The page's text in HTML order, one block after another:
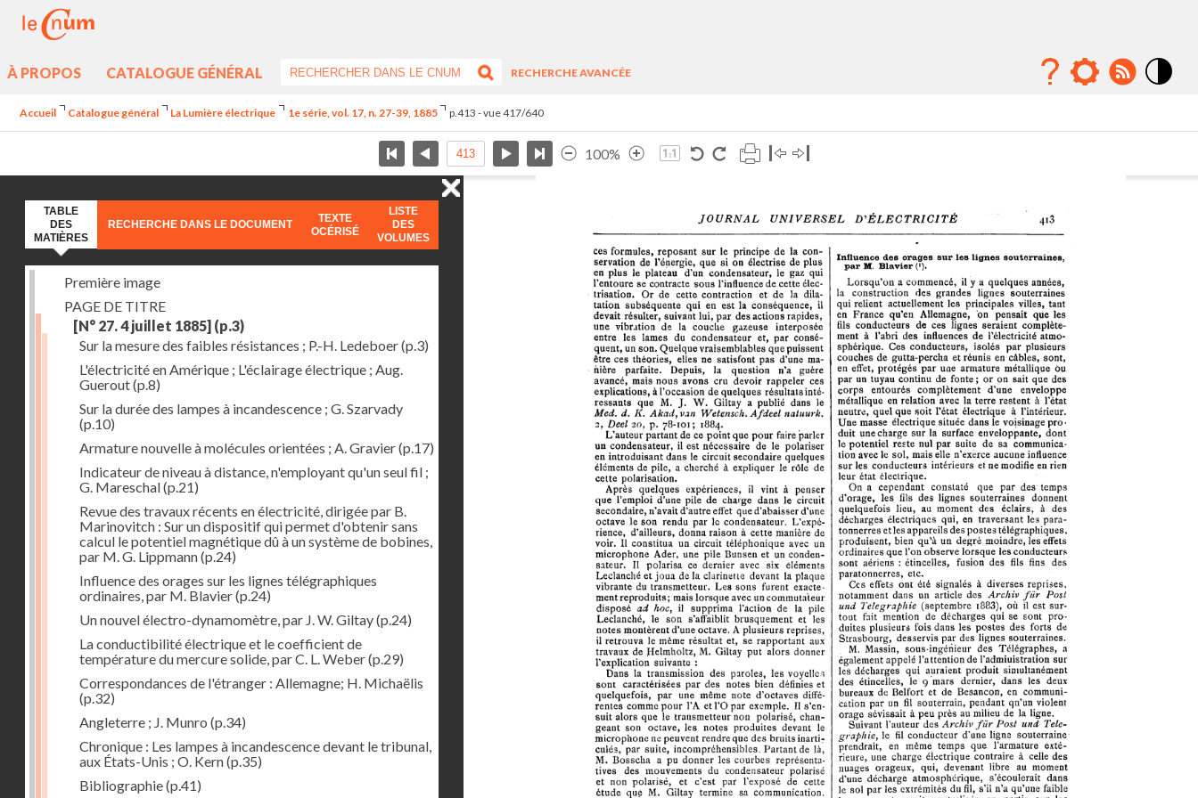
À PROPOS CATALOGUE GÉNÉRAL
RECHERCHE AVANCÉE
Accueil Catalogue général La Lumière électrique 1e série, vol. 17, n. 27-39, 1885 p.413 - vue 417/640
100%
TABLE
DES
MATIÈRES
RECHERCHE DANS LE DOCUMENT
TEXTE
OCÉRISÉ
LISTE
DES
VOLUMES
Première image
PAGE DE TITRE
[N° 27. 4 juillet 1885] (p.3)
Sur la mesure des faibles résistances ; P.-H. Ledeboer(p.3)
L'électricité en Amérique ; L'éclairage électrique ; Aug.
Guerout(p.8)
Sur la durée des lampes à incandescence ; G. Szarvady
(p.10)
Armature nouvelle à molécules orientées ; A. Gravier(p.17)
Indicateur de niveau à distance, n'employant qu'un seul fil ;
G. Mareschal(p.21)
Revue des travaux récents en électricité, dirigée par B.
Marinovitch : Sur un dispositif qui permet d'obtenir sans
calcul le potentiel magnétique dû à un système de bobines,
par M. G. Lippmann(p.24)
Influence des orages sur les lignes télégraphiques
ordinaires, par M. Blavier(p.24)
Un nouvel électro-dynamomètre, par J. W. Giltay(p.24)
La conductibilité électrique et le coefficient de
température du mercure solide, par C. L. Weber(p.29)
Correspondances de l'étranger : Allemagne; H. Michaëlis
(p.32)
Angleterre ; J. Munro (p.34)
Chronique : Les lampes à incandescence devant le tribunal,
aux États-Unis ; O. Kern(p.35)
Bibliographie(p.41)